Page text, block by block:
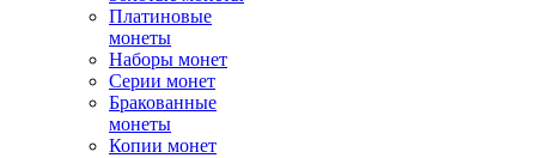
Платиновые
монеты
Наборы монет
Серии монет
Бракованные
монеты
Копии монет